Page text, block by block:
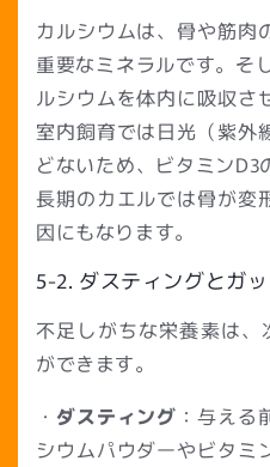
カルシウムは、骨や筋肉
重要なミネラルです。そ
ルシウムを体内に吸収さ
室内飼育では日光（紫外
どないため、ビタミン
長期のカエルでは骨が変
因にもなります。
5-2. ダスティングとガ
不足しがちな栄養素は
ができます。
・ ダスティング ：与える
シウムパウダーやビタミ